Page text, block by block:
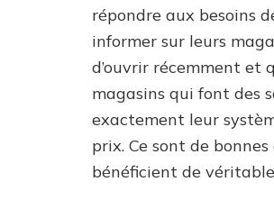
répondre aux besoins
informer sur leurs
d’ouvrir récemment et
magasins qui font des
exactement leur
prix. Ce sont de
bénéficient de